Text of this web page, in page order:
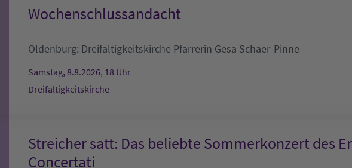
Wochenschlussandacht
Oldenburg: Dreifaltigkeitskirche Pfarrerin Gesa Schaer-Pinne
Samstag, 8.8.2026, 18 Uhr
Dreifaltigkeitskirche
Streicher satt: Das beliebte Sommerkonzert des
Concertati